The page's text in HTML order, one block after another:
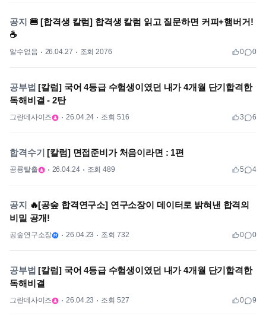
공지 🍔 [합격생 칼럼] 합격생 칼럼 읽고 질문하면 커피+햄버거!
☕
알수없음 26.04.27 조회 2076 0 0
공부법 [칼럼] 국어 4등급 수험생이였던 내가 4개월 단기합격한
독해비결 - 2탄
그란데사이즈 26.04.24 조회 516 3 6
합격수기 [칼럼] 면접준비가 처음이라면 : 1편
공룡탈출 26.04.24 조회 489 5 4
공지
🔥[공숲 합격연구소] 연구소장이 데이터로 밝혀낸 합격의
비밀 공개!
공숲연구소장 26.04.23 조회 732 0 0
공부법 [칼럼] 국어 4등급 수험생이였던 내가 4개월 단기합격한
독해비결
그란데사이즈 26.04.23 조회 527 0 9